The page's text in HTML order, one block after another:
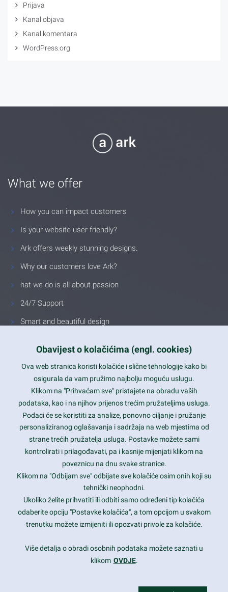
Prijava
Kanal objava
Kanal komentara
WordPress.org
What we offer
How you can impact customers
Is your website user friendly?
Ark offers weekly stunning designs.
Why our customers love Ark?
hat we do is all about passion
24/7 Support
Smart and beautiful design
Latest trends and much more...
Contact Info
1600 Amphitheatre Parkway, Mountain View, CA 94043
prothemes.net@gmail.com
Daily: 9:00 am - 6:00 pm
Sunday: Closed
Copyright 2017FRESHFACE© All Rights Reserved
Obavijest o kolačićima (engl. cookies)
Ova web stranica koristi kolačiće i slične tehnologije kako bi
osigurala da vam pružimo najbolju moguću uslugu.
Klikom na "Prihvaćam sve" pristajete na obradu vaših
podataka, kao i na njihov prijenos trećim pružateljima usluga.
Podaci će se koristiti za analize, ponovno ciljanje i pružanje
personaliziranog oglašavanja i sadržaja na web mjestima od
strane trećih pružatelja usluga. Postavke možete sami
kontrolirati i prilagođavati, pa i kasnije mijenjati klikom na
poveznicu na dnu svake stranice.
Klikom na "Odbijam sve" odbijate sve kolačiće osim onih koji su
tehnički neophodni.
Ukoliko želite prihvatiti ili odbiti samo određeni tip kolačića
odaberite opciju "Postavke kolačića", a tom opcijom u svakom
trenutku možete izmijeniti ili opozvati privole za kolačiće.
Više detalja o obradi osobnih podataka možete saznati u
klikom OVDJE.